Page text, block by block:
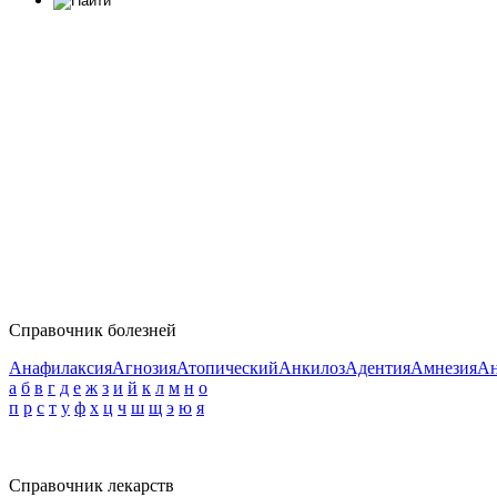
Справочник болезней
АнафилаксияАгнозияАтопическийАнкилозАдентияАмнезия
а б в г д е ж з и й к л м н о
п р с т у ф х ц ч ш щ э ю я
Справочник лекарств